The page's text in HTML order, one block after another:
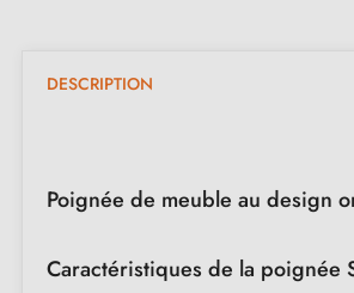
DESCRIPTION
Poignée de meuble au design
Caractéristiques de la poignée